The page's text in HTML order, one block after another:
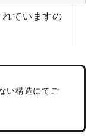
ていますの
い構造にてご